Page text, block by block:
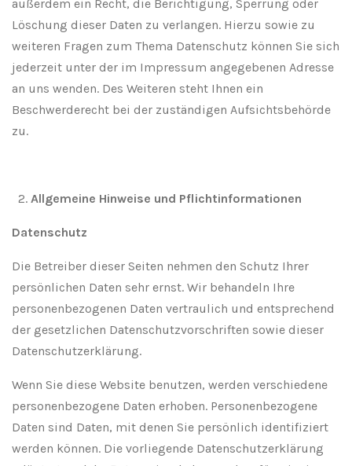
außerdem ein Recht, die Berichtigung, Sperrung oder
Löschung dieser Daten zu verlangen. Hierzu sowie zu
weiteren Fragen zum Thema Datenschutz können Sie sich
jederzeit unter der im Impressum angegebenen Adresse
an uns wenden. Des Weiteren steht Ihnen ein
Beschwerderecht bei der zuständigen Aufsichtsbehörde
zu.
Allgemeine Hinweise und Pflichtinformationen
Datenschutz
Die Betreiber dieser Seiten nehmen den Schutz Ihrer
persönlichen Daten sehr ernst. Wir behandeln Ihre
personenbezogenen Daten vertraulich und entsprechend
der gesetzlichen Datenschutzvorschriften sowie dieser
Datenschutzerklärung.
Wenn Sie diese Website benutzen, werden verschiedene
personenbezogene Daten erhoben. Personenbezogene
Daten sind Daten, mit denen Sie persönlich identifiziert
werden können. Die vorliegende Datenschutzerklärung